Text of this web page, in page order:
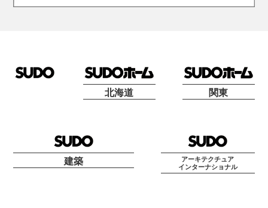
北海道 関東
建築
アーキテクチュア
インターナショナル